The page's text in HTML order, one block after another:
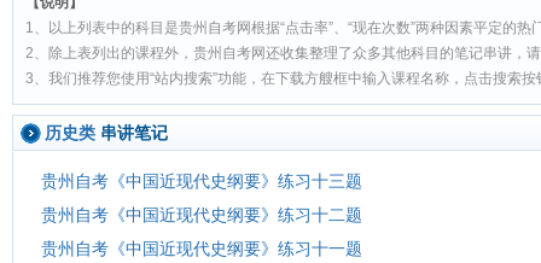
1、以上列表中的科目是贵州自考网根据“点击率”、“现在次数”两种因素平定的热
2、除上表列出的课程外，贵州自考网还收集整理了众多其他科目的笔记串讲，
3、我们推荐您使用“站内搜索”功能，在下载方艘框中输入课程名称，点击搜索
历史类 串讲笔记
贵州自考《中国近现代史纲要》练习十三题
贵州自考《中国近现代史纲要》练习十二题
贵州自考《中国近现代史纲要》练习十一题